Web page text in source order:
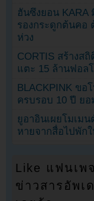
ฮันซึงยอน
รองกระดูกต้นคอ
ห่วง
CORTIS สร้างส
แตะ 15 ล้านฟอล
BLACKPINK ขอ
ครบรอบ 10 ปี ยอ
ยูอาอินเผยโมเม
หายจากสื่อไปพัก
Like แฟนเพ
ข่าวสารอัพเ